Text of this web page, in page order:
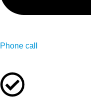
Phone call